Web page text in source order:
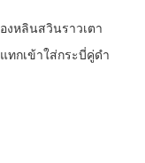
งหลินสวินราวเตา
กเข้าใส่กระบี่คู่ดำ